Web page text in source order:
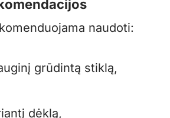
naudoti:
grūdintą stiklą,
dėklą,